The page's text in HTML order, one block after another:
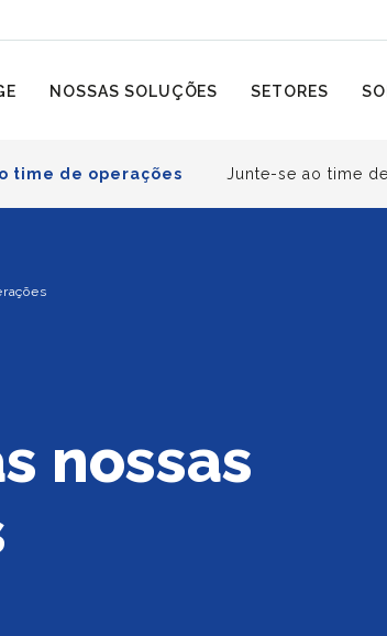
NOSSAS SOLUÇÕES SETORES
time de operações Junte-se ao time
nossas